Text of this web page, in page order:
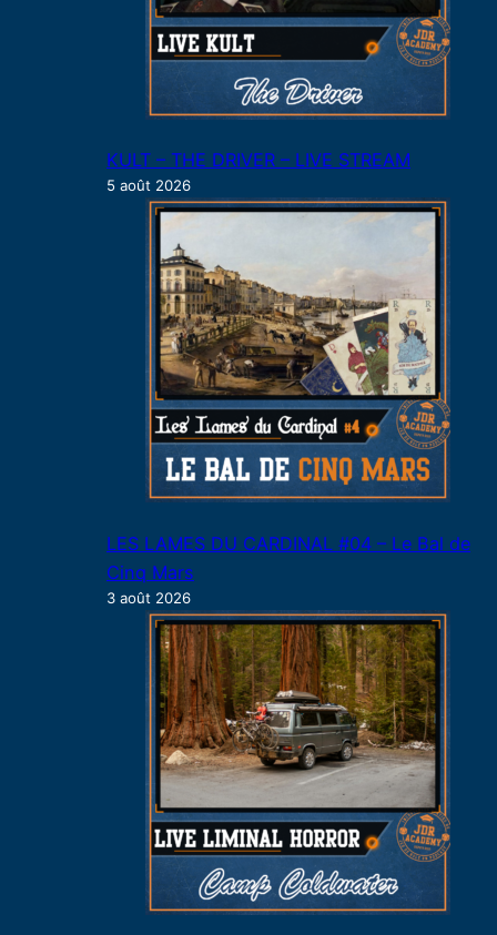
KULT – THE DRIVER – LIVE STREAM
5 août 2026
LES LAMES DU CARDINAL #04 – Le Bal de
Cinq Mars
3 août 2026